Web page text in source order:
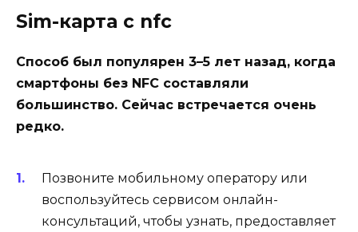
Sim-карта с nfc
Способ был популярен 3–5 лет назад, когда
смартфоны без NFC составляли
большинство. Сейчас встречается очень
редко.
Позвоните мобильному оператору или
воспользуйтесь сервисом онлайн-
консультаций, чтобы узнать, предоставляет